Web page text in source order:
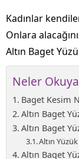
Kadınlar
Onlara
Altın Baget
Neler
Baget Kesim
Altın Baget
Altın Baget
Altın
Altın Baget